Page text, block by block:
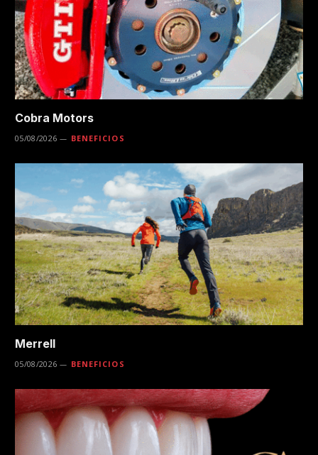
Cobra Motors
05/08/2026 BENEFICIOS
Merrell
05/08/2026 BENEFICIOS